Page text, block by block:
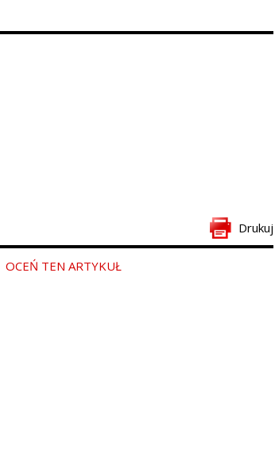
Drukuj
OCEŃ TEN ARTYKUŁ